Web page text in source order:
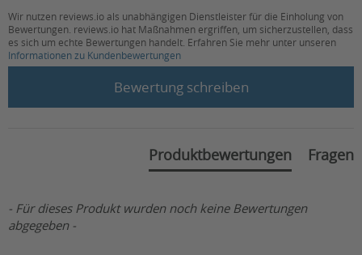
Rahmenfarbe:
Silber/Schwarz
Leergewicht inkl.
Batterien (in kg):
21
Akkukapazität (in V/Ah):
24 / 12
Steigfähigkeit (in
Hersteller: Proteno GmbH
Niederwettersche Str. 1
35094 Lahntal
info@proteno.de
Wir nutzen reviews.io als unabhängigen Dienstleister für die Einholung von
Bewertungen. reviews.io hat Maßnahmen ergriffen, um sicherzustellen, dass
es sich um echte Bewertungen handelt. Erfahren Sie mehr unter unseren
Informationen zu Kundenbewertungen
Bewertung schreiben
Produktbewertungen Fragen
- Für dieses Produkt wurden noch keine Bewertungen
abgegeben -